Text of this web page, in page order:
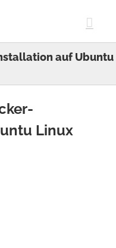
auf Ubuntu
Linux